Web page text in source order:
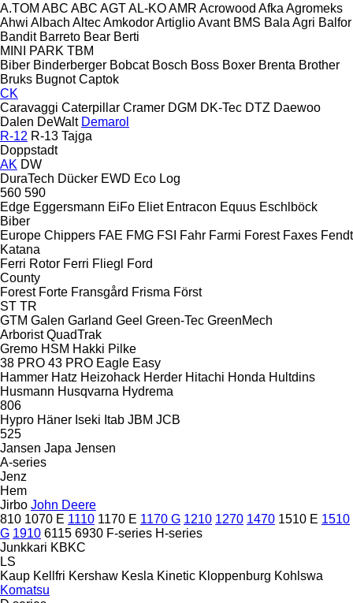
A.TOM ABC ABC AGTAL-KOAMR Acrowood Afka Agromeks
Ahwi Albach AltecAmkodorArtiglioAvant BMS Bala Agri Balfor
Bandit Barreto Bear Berti
MINI
PARK TBM
Biber Binderberger Bobcat Bosch Boss Boxer Brenta Brother
Bruks Bugnot Captok
CK
Caravaggi Caterpillar Cramer DGM DK-Tec DTZ Daewoo
Dalen DeWalt Demarol
R-12 R-13 Tajga
Doppstadt
AK DW
DuraTech Dücker EWD Eco Log
560 590
Edge Eggersmann EiFo Eliet Entracon Equus Eschlböck
Biber
Europe Chippers FAE FMG FSI Fahr Farmi Forest Faxes Fendt
Katana
Ferri Rotor Ferri Fliegl
Ford
County
Forest Forte Fransgård Frisma Först
ST TR
GTM Galen Garland Geel Green-Tec GreenMech
Arborist QuadTrak
Gremo HSM Hakki Pilke
38 PRO 43 PRO Eagle Easy
Hammer Hatz Heizohack Herder Hitachi Honda Hultdins
Husmann Husqvarna Hydrema
806
Hypro Häner Iseki Itab JBM JCB
525
Jansen Japa Jensen
A-series
Jenz
Hem
Jirbo John Deere
810 1070 E 1110 1170 E 1170 G 1210 1270 1470 1510 E 1510
G 1910 6115 6930 F-series H-series
Junkkari KBKC
LS
Kaup Kellfri Kershaw Kesla Kinetic Kloppenburg Kohlswa
Komatsu